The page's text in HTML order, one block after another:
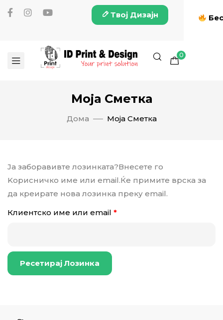
Твој Дизајн
0
Моја Сметка
Дома Моја Сметка
Ја заборавивте лозинката?Внесете го
Kорисничко име или email.Ќе примите врска за
да креирате нова лозинка преку email.
Клиентско име или email *
Ресетирај Лозинка